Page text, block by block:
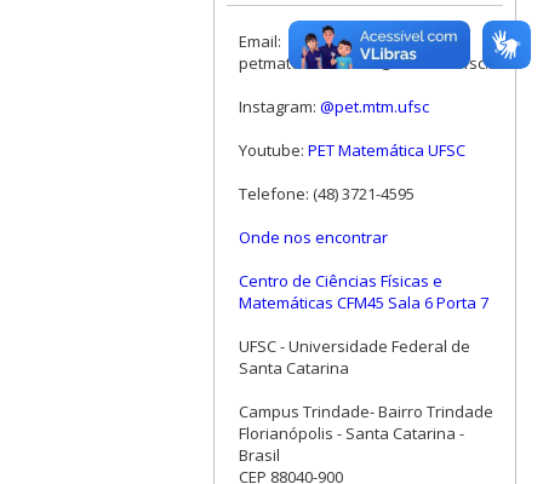
Email:
petmatematica.cfm@contato.ufsc.br
Instagram: @pet.mtm.ufsc
Youtube: PET Matemática UFSC
Telefone: (48) 3721-4595
Onde nos encontrar
Centro de Ciências Físicas e
Matemáticas CFM45 Sala 6 Porta 7
UFSC - Universidade Federal de
Santa Catarina
Campus Trindade- Bairro Trindade
Florianópolis - Santa Catarina -
Brasil
CEP 88040-900